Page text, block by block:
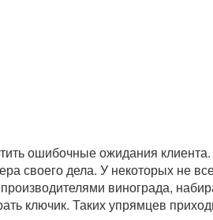
ошибочные ожидания
своего дела. У некоторых не
винограда,
ключик. Таких упрямцев